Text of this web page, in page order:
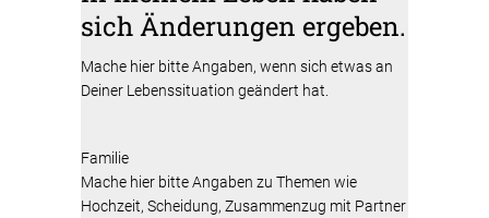
sich Änderungen ergeben.
Mache hier bitte Angaben, wenn sich etwas an
Deiner Lebenssituation geändert hat.
Familie
Mache hier bitte Angaben zu Themen wie
Hochzeit, Scheidung, Zusammenzug mit Partner